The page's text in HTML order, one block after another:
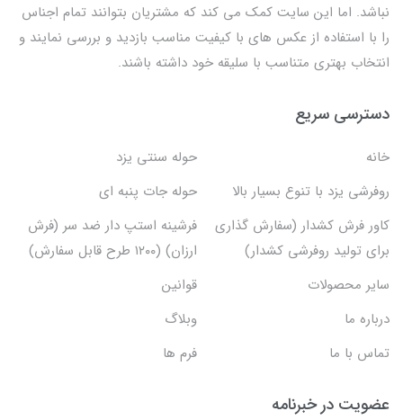
نباشد. اما این سایت کمک می کند که مشتریان بتوانند تمام اجناس
را با استفاده از عکس های با کیفیت مناسب بازدید و بررسی نمایند و
انتخاب بهتری متناسب با سلیقه خود داشته باشند.
دسترسی سریع
خانه
حوله سنتی یزد
روفرشی یزد با تنوع بسیار بالا
حوله جات پنبه ای
کاور فرش کشدار (سفارش گذاری
برای تولید روفرشی کشدار)
فرشینه استپ دار ضد سر (فرش
ارزان) (۱۲۰۰ طرح قابل سفارش)
سایر محصولات
قوانین
درباره ما
وبلاگ
تماس با ما
فرم ها
عضویت در خبرنامه